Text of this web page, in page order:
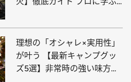
理想の「オシャレ×実用性」
が叶う 【最新キャンプグッ
ズ5選】非常時の強い味方に